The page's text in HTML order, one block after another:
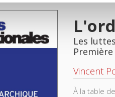
consentement
Les
Vincent
À la table